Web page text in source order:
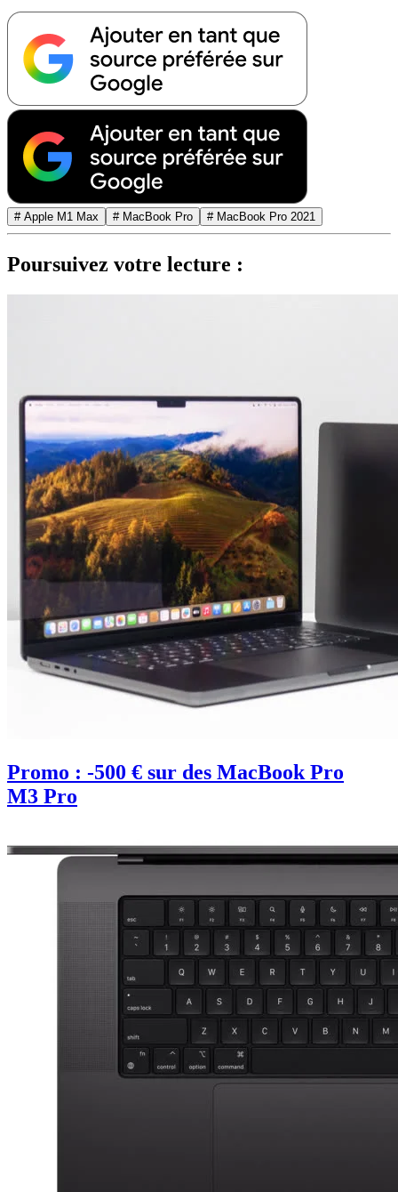
# Apple M1 Max # MacBook Pro # MacBook Pro 2021
Poursuivez votre lecture :
Promo : -500 € sur des MacBook Pro
M3 Pro